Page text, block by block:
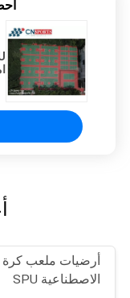
أرضيات ملعب كرة
الاصطناعية SPU